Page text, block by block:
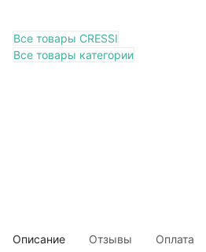
Все товары CRESSI
Все товары категории
Описание Отзывы Оплата